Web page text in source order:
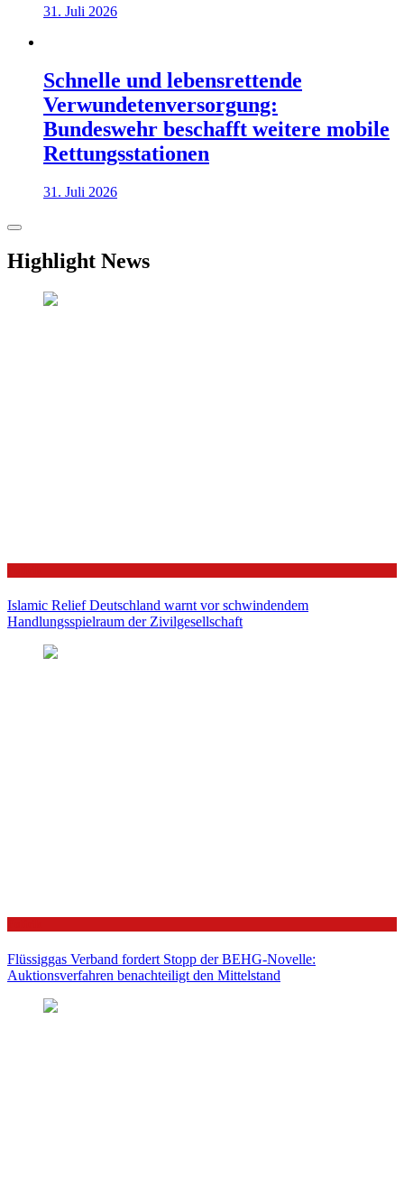
31. Juli 2026
Schnelle und lebensrettende
Verwundetenversorgung:
Bundeswehr beschafft weitere mobile
Rettungsstationen
31. Juli 2026
Highlight News
Islamic Relief Deutschland warnt vor schwindendem
Handlungsspielraum der Zivilgesellschaft
Flüssiggas Verband fordert Stopp der BEHG-Novelle:
Auktionsverfahren benachteiligt den Mittelstand